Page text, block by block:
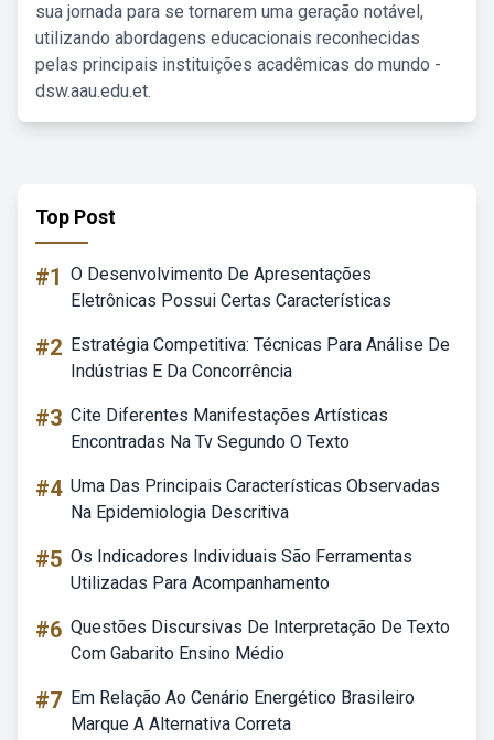
sua jornada para se tornarem uma geração notável,
utilizando abordagens educacionais reconhecidas
pelas principais instituições acadêmicas do mundo -
dsw.aau.edu.et.
Top Post
#1 O Desenvolvimento De Apresentações
Eletrônicas Possui Certas Características
#2 Estratégia Competitiva: Técnicas Para Análise De
Indústrias E Da Concorrência
#3 Cite Diferentes Manifestações Artísticas
Encontradas Na Tv Segundo O Texto
#4 Uma Das Principais Características Observadas
Na Epidemiologia Descritiva
#5 Os Indicadores Individuais São Ferramentas
Utilizadas Para Acompanhamento
#6 Questões Discursivas De Interpretação De Texto
Com Gabarito Ensino Médio
#7 Em Relação Ao Cenário Energético Brasileiro
Marque A Alternativa Correta